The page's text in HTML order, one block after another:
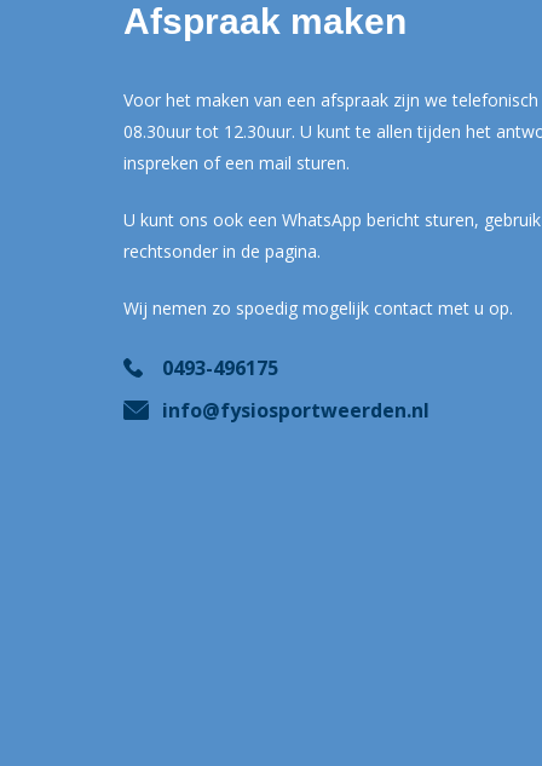
Afspraak maken
Voor het maken van een afspraak zijn we telefonisch
08.30uur tot 12.30uur. U kunt te allen tijden het
inspreken of een mail sturen.
U kunt ons ook een WhatsApp bericht sturen,
rechtsonder in de pagina.
Wij nemen zo spoedig mogelijk contact met u op.
0493-496175
info@fysiosportweerden.nl